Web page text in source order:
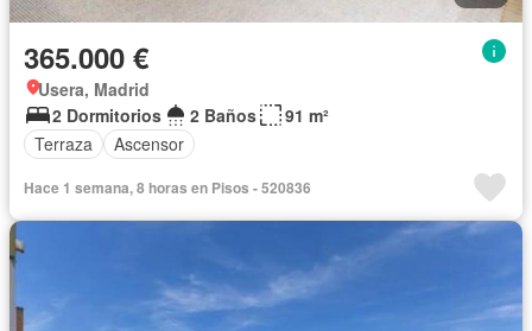
365.000 €
Usera, Madrid
2 Dormitorios
2 Baños
91 m²
Terraza
Ascensor
Hace 1 semana, 8 horas en Pisos - 520836